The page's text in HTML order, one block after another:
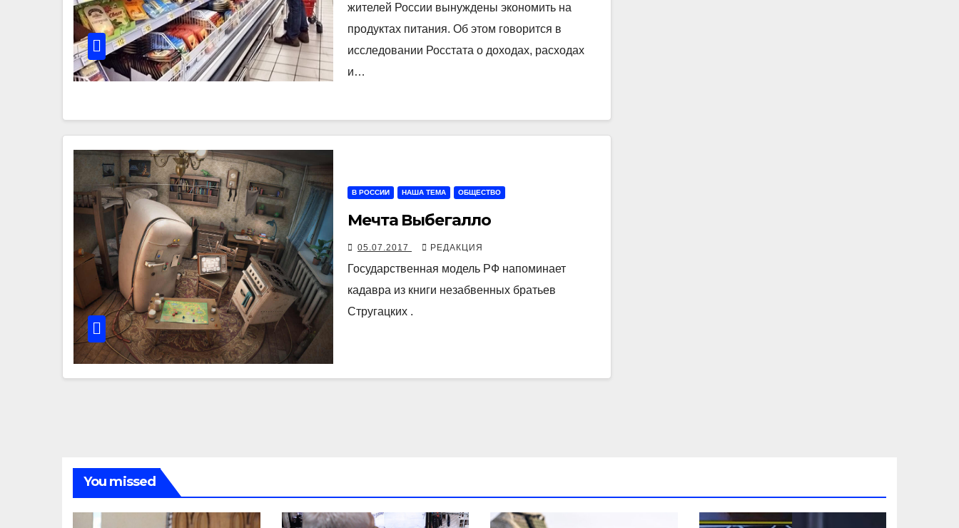
жителей России вынуждены экономить на
продуктах питания. Об этом говорится в
исследовании Росстата о доходах, расходах
и…
В РОССИИ НАША ТЕМА ОБЩЕСТВО
Мечта Выбегалло
05.07.2017 РЕДАКЦИЯ
Государственная модель РФ напоминает
кадавра из книги незабвенных братьев
Стругацких .
You missed